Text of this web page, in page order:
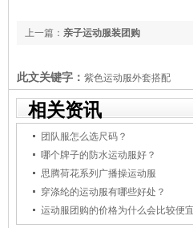
上一篇： 亲子运动服装团购
此文关键字： 紫色运动服外套搭配
相关资讯
团队服怎么选尺码？
哪个牌子的防水运动服好？
思腾荷花系列广播操运动服
穿涤纶的运动服有哪些好处？
运动服团购的价格为什么会比较便